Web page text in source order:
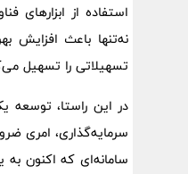
استفاده از
نه‌تنها باعث افزایش
تسهیلاتی را تسهیل
در این راستا، توسعه
سرمایه‌گذاری، امری
سامانه‌ای که اکنون